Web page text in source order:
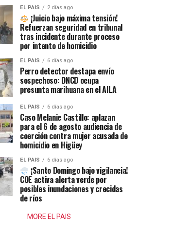
EL PAIS 2 días ago
¡Juicio bajo máxima tensión!
Refuerzan seguridad en tribunal
tras incidente durante proceso
por intento de homicidio
EL PAIS 6 días ago
Perro detector destapa envío
sospechoso: DNCD ocupa
presunta marihuana en el AILA
EL PAIS 6 días ago
Caso Melanie Castillo: aplazan
para el 6 de agosto audiencia de
coerción contra mujer acusada de
homicidio en Higüey
EL PAIS 6 días ago
¡Santo Domingo bajo vigilancia!
COE activa alerta verde por
posibles inundaciones y crecidas
de ríos
MORE EL PAIS